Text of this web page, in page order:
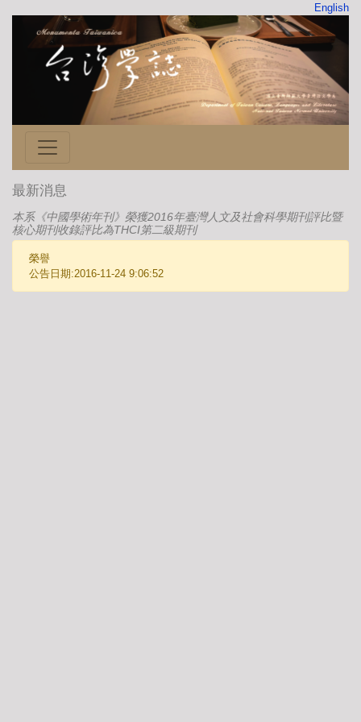
English
最新消息
本系《中國學術年刊》榮獲2016年臺灣人文及社會科學期刊評比暨
核心期刊收錄評比為THCI第二級期刊
榮譽
公告日期:2016-11-24 9:06:52